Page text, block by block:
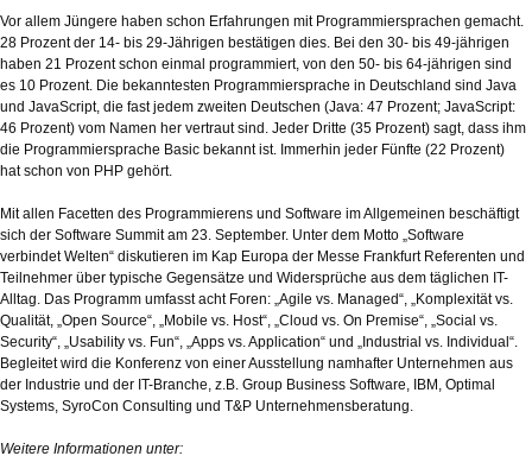
Vor allem Jüngere haben schon Erfahrungen mit Programmiersprachen gemacht.
28 Prozent der 14- bis 29-Jährigen bestätigen dies. Bei den 30- bis 49-jährigen
haben 21 Prozent schon einmal programmiert, von den 50- bis 64-jährigen sind
es 10 Prozent. Die bekanntesten Programmiersprache in Deutschland sind Java
und JavaScript, die fast jedem zweiten Deutschen (Java: 47 Prozent; JavaScript:
46 Prozent) vom Namen her vertraut sind. Jeder Dritte (35 Prozent) sagt, dass ihm
die Programmiersprache Basic bekannt ist. Immerhin jeder Fünfte (22 Prozent)
hat schon von PHP gehört.
Mit allen Facetten des Programmierens und Software im Allgemeinen beschäftigt
sich der Software Summit am 23. September. Unter dem Motto „Software
verbindet Welten“ diskutieren im Kap Europa der Messe Frankfurt Referenten und
Teilnehmer über typische Gegensätze und Widersprüche aus dem täglichen IT-
Alltag. Das Programm umfasst acht Foren: „Agile vs. Managed“, „Komplexität vs.
Qualität, „Open Source“, „Mobile vs. Host“, „Cloud vs. On Premise“, „Social vs.
Security“, „Usability vs. Fun“, „Apps vs. Application“ und „Industrial vs. Individual“.
Begleitet wird die Konferenz von einer Ausstellung namhafter Unternehmen aus
der Industrie und der IT-Branche, z.B. Group Business Software, IBM, Optimal
Systems, SyroCon Consulting und T&P Unternehmensberatung.
Weitere Informationen unter: